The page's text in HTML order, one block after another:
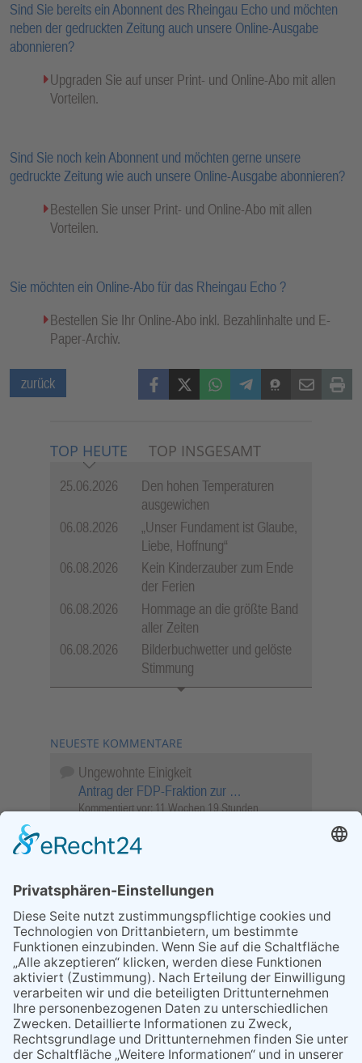
Sind Sie bereits ein Abonnent des Rheingau Echo und möchten
neben der gedruckten Zeitung auch unsere Online-Ausgabe
abonnieren?
Upgraden Sie auf unser Print- und Online-Abo mit allen
Vorteilen.
Sind Sie noch kein Abonnent und möchten gerne unsere
gedruckte Zeitung wie auch unsere Online-Ausgabe abonnieren?
Bestellen Sie unser Print- und Online-Abo mit allen
Vorteilen.
Sie möchten ein Online-Abo für das Rheingau Echo ?
Bestellen Sie Ihr Online-Abo inkl. Bezahlinhalte und E-
Paper-Archiv.
zurück FacebookX (Twitter)WhatsAppTelegramThreemaMail Print
TOP HEUTE TOP INSGESAMT
25.06.2026
Den hohen Temperaturen
ausgewichen
06.08.2026
„Unser Fundament ist Glaube,
Liebe, Hoffnung“
06.08.2026
Kein Kinderzauber zum Ende
der Ferien
06.08.2026
Hommage an die größte Band
aller Zeiten
06.08.2026
Bilderbuchwetter und gelöste
Stimmung
NEUESTE KOMMENTARE
Ungewohnte Einigkeit
Antrag der FDP-Fraktion zur …
Kommentiert vor: 11 Wochen 19 Stunden
Objekt …
Kommentiert vor: 26 Wochen 2 Tage
Sperrung für Wassersportler schlägt hohe
Wellen
Sperrung der Stillgewässer
Kommentiert vor:1 Jahr 50 Wochen
Literarischer Rückblick
Alte Schule
Kommentiert vor:3 Jahre 18 Wochen
Abschaltung der Straßenbeleuchtung
Abschaltung der Strassenbeleuchtung